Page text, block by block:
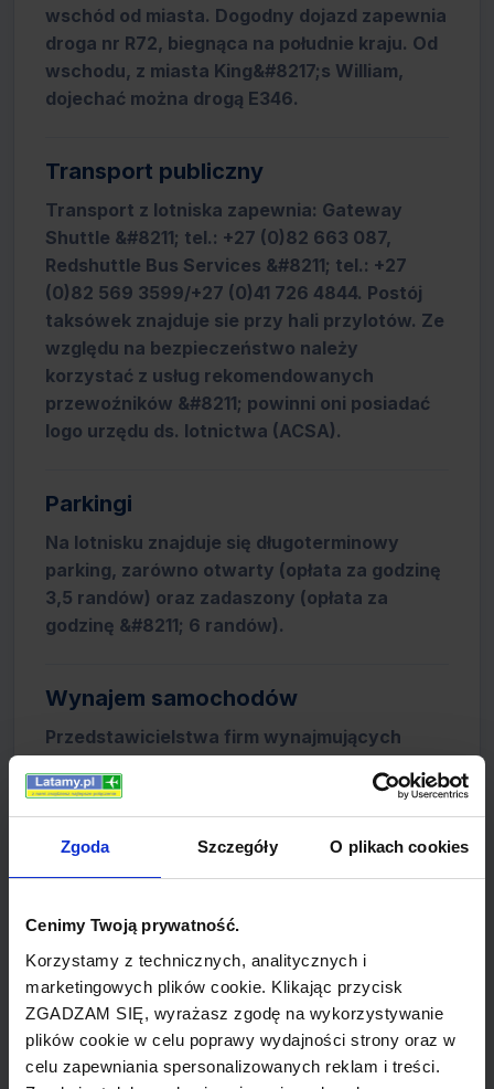
Zgoda Szczegóły O plikach cookies
Cenimy Twoją prywatność.
Korzystamy z technicznych, analitycznych i
marketingowych plików cookie. Klikając przycisk
ZGADZAM SIĘ, wyrażasz zgodę na wykorzystywanie
plików cookie w celu poprawy wydajności strony oraz w
celu zapewniania spersonalizowanych reklam i treści.
wschód od miasta. Dogodny dojazd zapewnia
droga nr R72, biegnąca na południe kraju. Od
wschodu, z miasta King&#8217;s William,
dojechać można drogą E346.
Transport publiczny
Transport z lotniska zapewnia: Gateway
Shuttle &#8211; tel.: +27 (0)82 663 087,
Redshuttle Bus Services &#8211; tel.: +27
(0)82 569 3599/+27 (0)41 726 4844. Postój
taksówek znajduje sie przy hali przylotów. Ze
względu na bezpieczeństwo należy
korzystać z usług rekomendowanych
przewoźników &#8211; powinni oni posiadać
logo urzędu ds. lotnictwa (ACSA).
Parkingi
Na lotnisku znajduje się długoterminowy
parking, zarówno otwarty (opłata za godzinę
3,5 randów) oraz zadaszony (opłata za
godzinę &#8211; 6 randów).
Wynajem samochodów
Przedstawicielstwa firm wynajmujących
Rental, Hertz, National Car Hire, Tempest.
Informacja lotniskowa
+27 (0)43 706 0306. Punkt informacyjny na
lotnisku znajduje się w hali przylotów.
Hotele